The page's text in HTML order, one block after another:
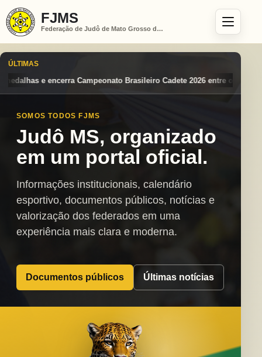
FJMS
Federação de Judô de Mato Grosso do Sul
ÚLTIMAS
Cadete 2026 entre os destaques nacionais Mato Grosso
SOMOS TODOS FJMS
Judô MS, organizado
em um portal oficial.
Informações institucionais, calendário
esportivo, documentos públicos, notícias e
valorização dos federados em uma
experiência mais clara e moderna.
Documentos públicos Últimas notícias